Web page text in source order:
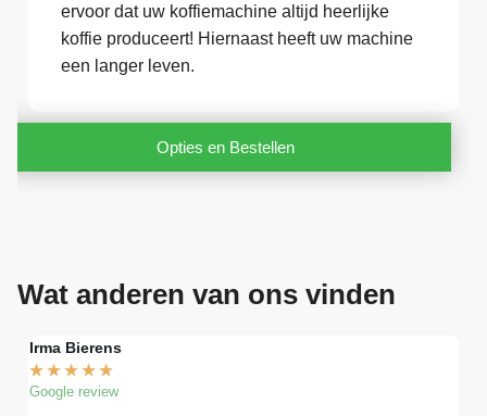
ervoor dat uw koffiemachine altijd heerlijke
koffie produceert! Hiernaast heeft uw machine
een langer leven.
Opties en Bestellen
Wat anderen van ons vinden
Irma Bierens
★ ★ ★ ★ ★
Google review